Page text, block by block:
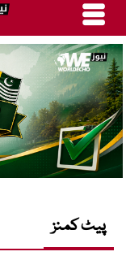
پیٹ کمنز